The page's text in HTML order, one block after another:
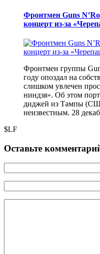
Фронтмен Guns
концерт из-за
Фронтмен группы
году опоздал на
слишком увлечен
ниндзя». Об этом
диджей из Тампы
неизвестным. 28
$LF
Оставьте